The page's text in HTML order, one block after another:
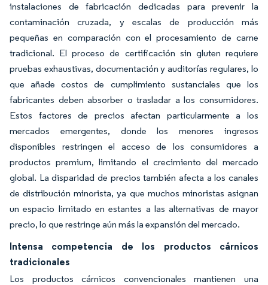
instalaciones de fabricación dedicadas para prevenir la
contaminación cruzada, y escalas de producción más
pequeñas en comparación con el procesamiento de carne
tradicional. El proceso de certificación sin gluten requiere
pruebas exhaustivas, documentación y auditorías regulares, lo
que añade costos de cumplimiento sustanciales que los
fabricantes deben absorber o trasladar a los consumidores.
Estos factores de precios afectan particularmente a los
mercados emergentes, donde los menores ingresos
disponibles restringen el acceso de los consumidores a
productos premium, limitando el crecimiento del mercado
global. La disparidad de precios también afecta a los canales
de distribución minorista, ya que muchos minoristas asignan
un espacio limitado en estantes a las alternativas de mayor
precio, lo que restringe aún más la expansión del mercado.
Intensa competencia de los productos cárnicos
tradicionales
Los productos cárnicos convencionales mantienen una